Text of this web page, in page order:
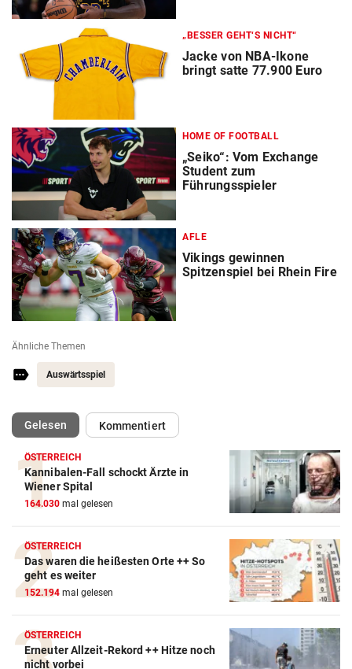
„BESSER GEHT‘S NICHT“
Jacke von NBA-Ikone
bringt satte 77.900 Euro
HOME OF FOOTBALL
„Seiko“: Vom Exchange
Student zum
Führungsspieler
AFLE
Vikings gewinnen
Spitzenspiel bei Rhein Fire
Ähnliche Themen
Auswärtsspiel
Gelesen(ausgewählt)Kommentiert
ÖSTERREICH
Kannibalen-Fall schockt Ärzte in
Wiener Spital
164.030 mal gelesen
ÖSTERREICH
Das waren die heißesten Orte ++ So
geht es weiter
152.194 mal gelesen
ÖSTERREICH
Erneuter Allzeit-Rekord ++ Hitze noch
nicht vorbei
Action-Cam Vergleich
ZUM VERGLEICH
Crosstrainer Vergleich
ZUM VERGLEICH
E-Bike Vergleich
ZUM VERGLEICH
Elektro-Scooter Vergleich